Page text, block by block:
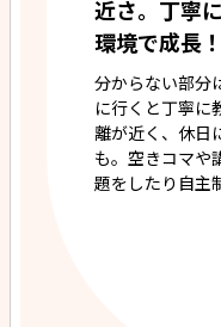
近さ。丁寧
環境で成長！
分からない部分
に行くと丁寧に
離が近く、休日
も。空きコマや
題をしたり自主